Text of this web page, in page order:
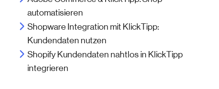
automatisieren
Shopware Integration mit KlickTipp:
Kundendaten nutzen
Shopify Kundendaten nahtlos in KlickTipp
integrieren